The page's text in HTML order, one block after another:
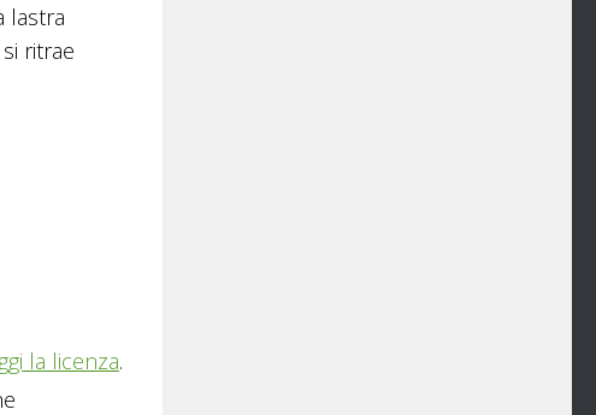
lastra
ritrae
la licenza.